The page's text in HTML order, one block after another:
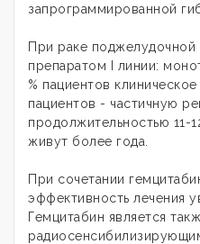
запрограммированной
При раке поджелудочной
препаратом I линии:
% пациентов
пациентов - частичную
продолжительностью 11-
живут более года.
При сочетании
эффективность лечения
Гемцитабин является